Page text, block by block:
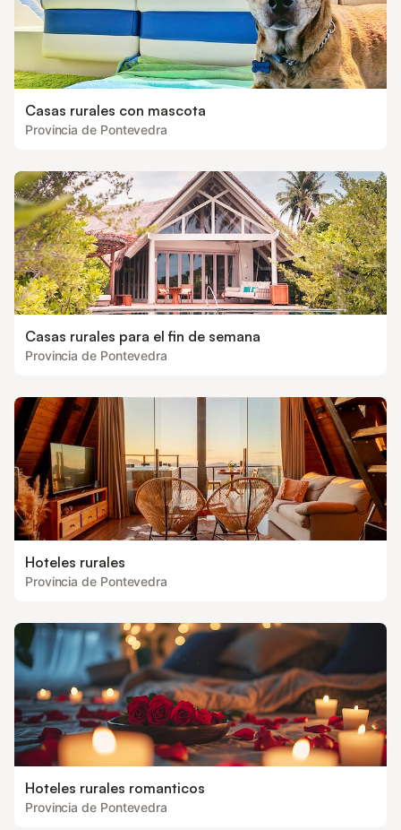
Casas rurales con mascota
Provincia de Pontevedra
Casas rurales para el fin de semana
Provincia de Pontevedra
Hoteles rurales
Provincia de Pontevedra
Hoteles rurales romanticos
Provincia de Pontevedra